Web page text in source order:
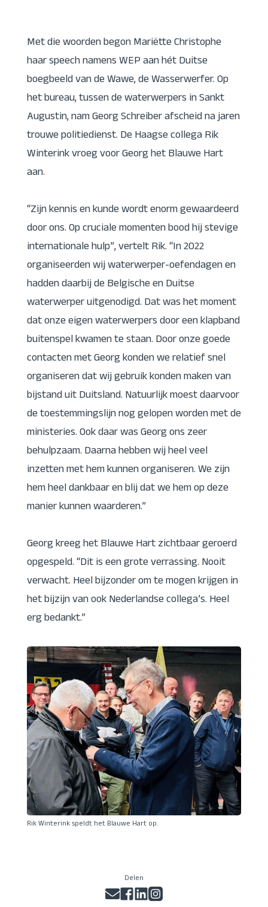
Met die woorden begon Mariëtte Christophe
haar speech namens WEP aan hét Duitse
boegbeeld van de Wawe, de Wasserwerfer. Op
het bureau, tussen de waterwerpers in Sankt
Augustin, nam Georg Schreiber afscheid na jaren
trouwe politiedienst. De Haagse collega Rik
Winterink vroeg voor Georg het Blauwe Hart
aan.
“Zijn kennis en kunde wordt enorm gewaardeerd
door ons. Op cruciale momenten bood hij stevige
internationale hulp”, vertelt Rik. “In 2022
organiseerden wij waterwerper-oefendagen en
hadden daarbij de Belgische en Duitse
waterwerper uitgenodigd. Dat was het moment
dat onze eigen waterwerpers door een klapband
buitenspel kwamen te staan. Door onze goede
contacten met Georg konden we relatief snel
organiseren dat wij gebruik konden maken van
bijstand uit Duitsland. Natuurlijk moest daarvoor
de toestemmingslijn nog gelopen worden met de
ministeries. Ook daar was Georg ons zeer
behulpzaam. Daarna hebben wij heel veel
inzetten met hem kunnen organiseren. We zijn
hem heel dankbaar en blij dat we hem op deze
manier kunnen waarderen.”
Georg kreeg het Blauwe Hart zichtbaar geroerd
opgespeld. “Dit is een grote verrassing. Nooit
verwacht. Heel bijzonder om te mogen krijgen in
het bijzijn van ook Nederlandse collega’s. Heel
erg bedankt.”
Rik Winterink speldt het Blauwe Hart op.
Delen